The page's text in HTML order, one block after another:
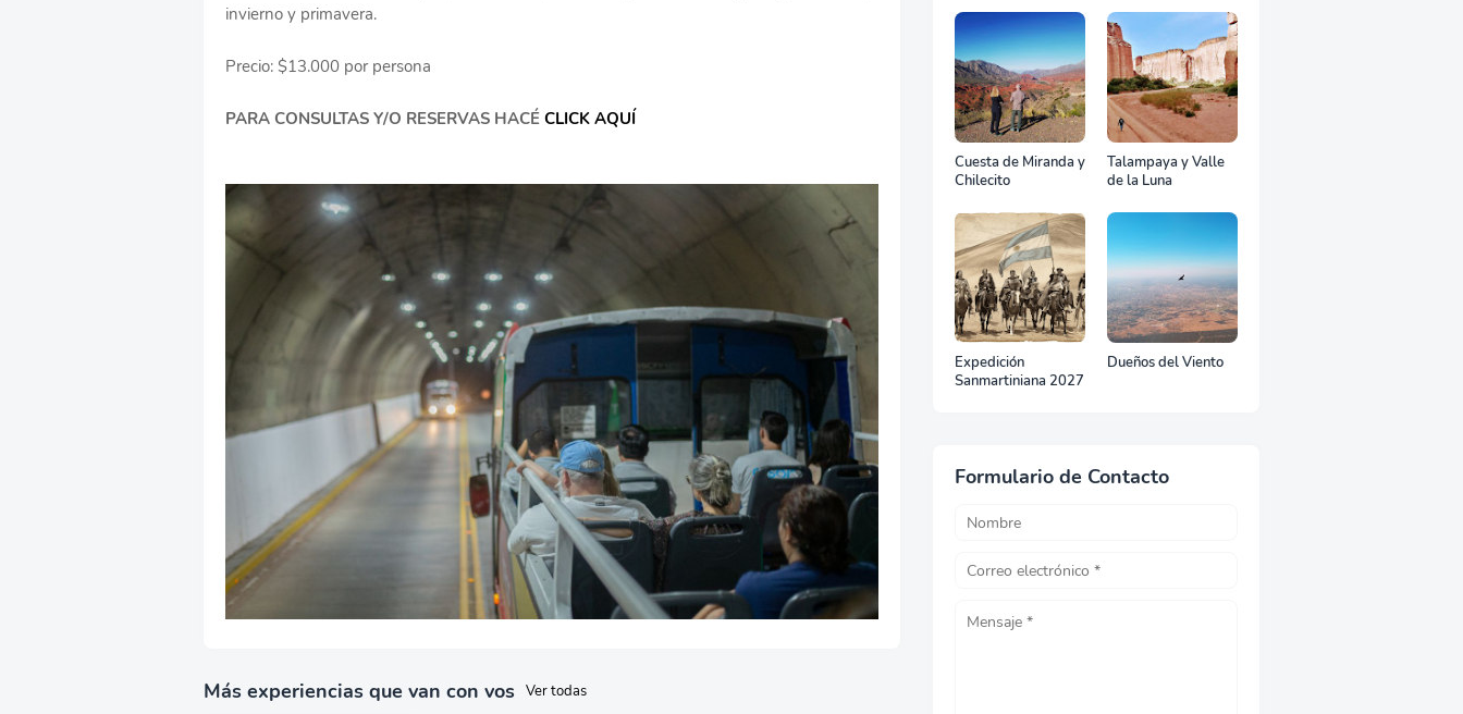
invierno y primavera.
Precio: $13.000 por persona
PARA CONSULTAS Y/O RESERVAS HACÉ CLICK AQUÍ
Más experiencias que van con vos Ver todas
Cuesta de Miranda y
Chilecito
Talampaya y Valle
de la Luna
Expedición
Sanmartiniana 2027
Dueños del Viento
Formulario de Contacto